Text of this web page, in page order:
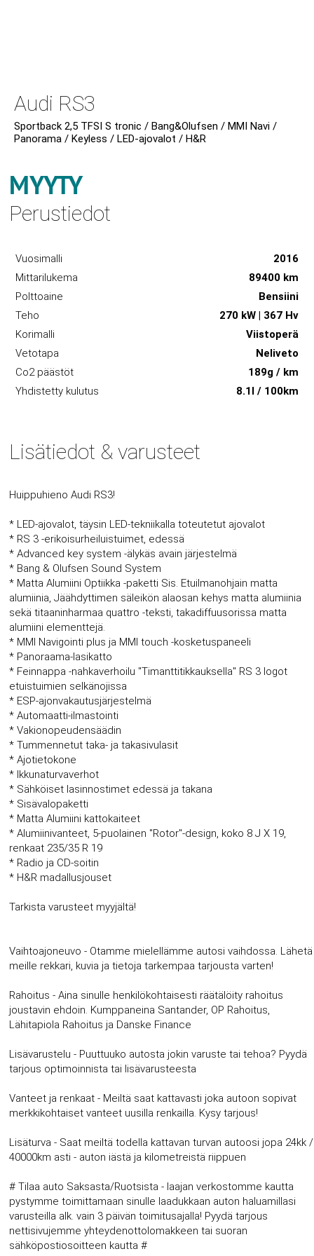
Audi RS3
Sportback 2,5 TFSI S tronic / Bang&Olufsen / MMI Navi /
Panorama / Keyless / LED-ajovalot / H&R
MYYTY
Perustiedot
Vuosimalli
2016
Mittarilukema
89400 km
Polttoaine
Bensiini
Teho
270 kW | 367 Hv
Korimalli
Viistoperä
Vetotapa
Neliveto
Co2 päästöt
189g / km
Yhdistetty kulutus
8.1l / 100km
Lisätiedot & varusteet
Huippuhieno Audi RS3!
* LED-ajovalot, täysin LED-tekniikalla toteutetut ajovalot
* RS 3 -erikoisurheiluistuimet, edessä
* Advanced key system -älykäs avain järjestelmä
* Bang & Olufsen Sound System
* Matta Alumiini Optiikka -paketti Sis. Etuilmanohjain matta
alumiinia, Jäähdyttimen säleikön alaosan kehys matta alumiinia
sekä titaaninharmaa quattro -teksti, takadiffuusorissa matta
alumiini elementtejä.
* MMI Navigointi plus ja MMI touch -kosketuspaneeli
* Panoraama-lasikatto
* Feinnappa -nahkaverhoilu "Timanttitikkauksella" RS 3 logot
etuistuimien selkänojissa
* ESP-ajonvakautusjärjestelmä
* Automaatti-ilmastointi
* Vakionopeudensäädin
* Tummennetut taka- ja takasivulasit
* Ajotietokone
* Ikkunaturvaverhot
* Sähköiset lasinnostimet edessä ja takana
* Sisävalopaketti
* Matta Alumiini kattokaiteet
* Alumiinivanteet, 5-puolainen "Rotor"-design, koko 8 J X 19,
renkaat 235/35 R 19
* Radio ja CD-soitin
* H&R madallusjouset
Tarkista varusteet myyjältä!
Vaihtoajoneuvo - Otamme mielellämme autosi vaihdossa. Lähetä
meille rekkari, kuvia ja tietoja tarkempaa tarjousta varten!
Rahoitus - Aina sinulle henkilökohtaisesti räätälöity rahoitus
joustavin ehdoin. Kumppaneina Santander, OP Rahoitus,
Lähitapiola Rahoitus ja Danske Finance
Lisävarustelu - Puuttuuko autosta jokin varuste tai tehoa? Pyydä
tarjous optimoinnista tai lisävarusteesta
Vanteet ja renkaat - Meiltä saat kattavasti joka autoon sopivat
merkkikohtaiset vanteet uusilla renkailla. Kysy tarjous!
Lisäturva - Saat meiltä todella kattavan turvan autoosi jopa 24kk /
40000km asti - auton iästä ja kilometreistä riippuen
# Tilaa auto Saksasta/Ruotsista - laajan verkostomme kautta
pystymme toimittamaan sinulle laadukkaan auton haluamillasi
varusteilla alk. vain 3 päivän toimitusajalla! Pyydä tarjous
nettisivujemme yhteydenottolomakkeen tai suoran
sähköpostiosoitteen kautta #